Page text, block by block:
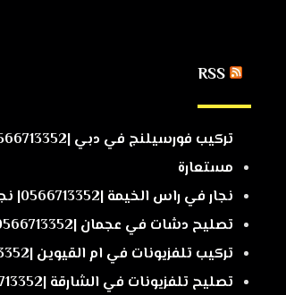
RSS
مستعارة
نجار في راس الخيمة |0566713352| نجار ممتاز
تصليح دشات في عجمان |0566713352
تركيب تلفزيونات في ام القيوين |0566713352
تصليح تلفزيونات في الشارقة |0566713352